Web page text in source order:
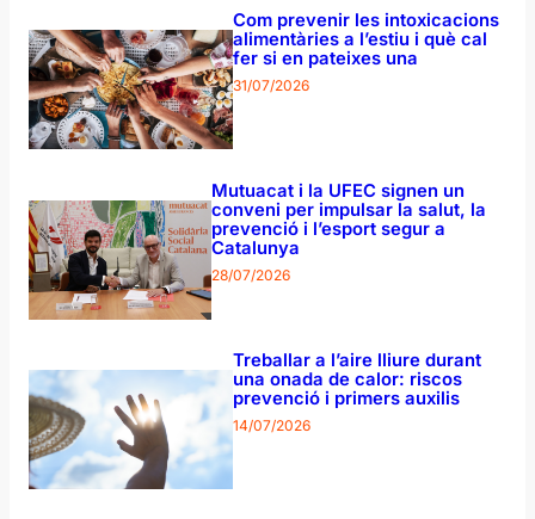
Com prevenir les intoxicacions
alimentàries a l’estiu i què cal
fer si en pateixes una
31/07/2026
Mutuacat i la UFEC signen un
conveni per impulsar la salut, la
prevenció i l’esport segur a
Catalunya
28/07/2026
Treballar a l’aire lliure durant
una onada de calor: riscos
prevenció i primers auxilis
14/07/2026